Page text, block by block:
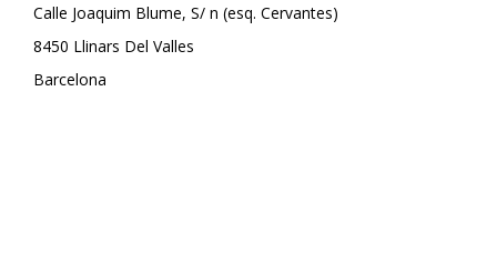
Calle Joaquim Blume, S/ n (esq. Cervantes)
8450 Llinars Del Valles
Barcelona